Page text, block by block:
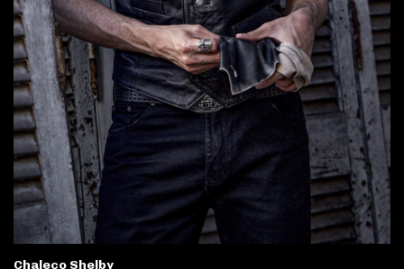
Chaleco Shelby